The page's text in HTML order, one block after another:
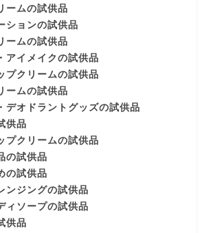
ームの試供品
ションの試供品
ームの試供品
アイメイクの試供品
プクリームの試供品
ームの試供品
デオドラントグッズの試供品
供品
プクリームの試供品
の試供品
の試供品
ンジングの試供品
ィソープの試供品
供品